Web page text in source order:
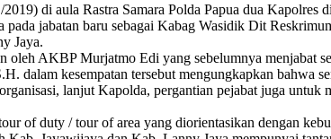
2019) di aula Rastra Samara Polda Papua dua
pada jabatan baru sebagai Kabag Wasidik Dit
Jaya.
oleh AKBP Murjatmo Edi yang sebelumnya menjabat
dalam kesempatan tersebut mengungkapkan bahwa
lanjut Kapolda, pergantian pejabat juga
of duty / tour of area yang diorientasikan dengan